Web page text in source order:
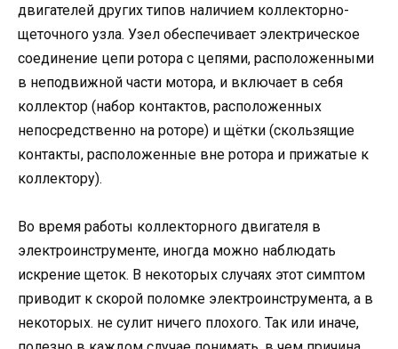
двигателей других типов наличием коллекторно-
щеточного узла. Узел обеспечивает электрическое
соединение цепи ротора с цепями, расположенными
в неподвижной части мотора, и включает в себя
коллектор (набор контактов, расположенных
непосредственно на роторе) и щётки (скользящие
контакты, расположенные вне ротора и прижатые к
коллектору).
Во время работы коллекторного двигателя в
электроинструменте, иногда можно наблюдать
искрение щеток. В некоторых случаях этот симптом
приводит к скорой поломке электроинструмента, а в
некоторых. не сулит ничего плохого. Так или иначе,